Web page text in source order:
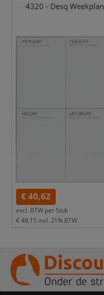
4320 - Desq
€ 40,62
excl. BTW per Stuk
€ 49,15 incl. 21% BTW